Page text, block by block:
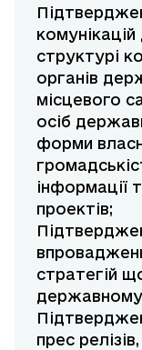
структурі
органів
місцевого
осіб
форми
інформації
проектів;
стратегій
державному
прес